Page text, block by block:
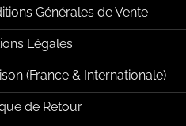
Générales de Vente
Légales
(France & Internationale)
de Retour